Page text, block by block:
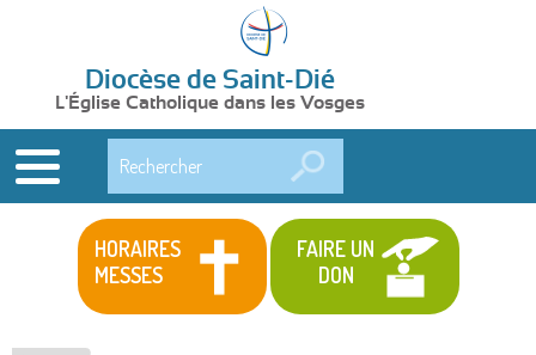
Diocèse de Saint-Dié
L'Église Catholique dans les Vosges
HORAIRES
MESSES
FAIRE UN
DON